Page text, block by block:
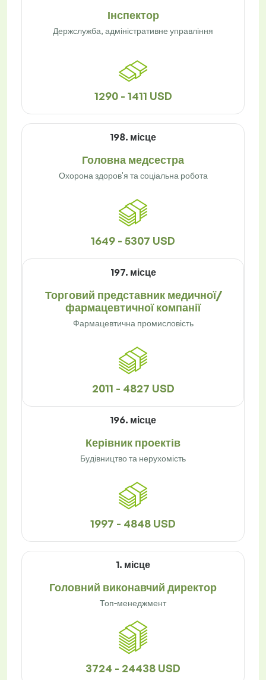
Інспектор
Держслужба, адміністративне управління
1290 - 1411 USD
198. місце
Головна медсестра
Охорона здоров'я та соціальна робота
1649 - 5307 USD
197. місце
Торговий представник медичної/
фармацевтичної компанії
Фармацевтична промисловість
2011 - 4827 USD
196. місце
Керівник проектів
Будівництво та нерухомість
1997 - 4848 USD
1. місце
Головний виконавчий директор
Топ-менеджмент
3724 - 24438 USD